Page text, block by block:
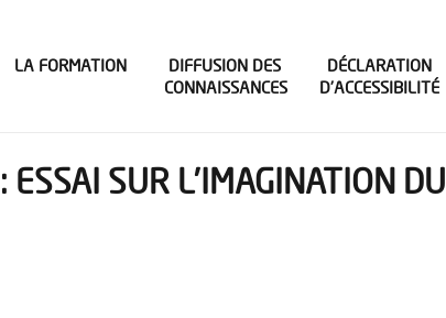
LA FORMATION
DIFFUSION DES
CONNAISSANCES
DÉCLARATION
D’ACCESSIBILITÉ
ESSAI SUR L’IMAGINATION DU